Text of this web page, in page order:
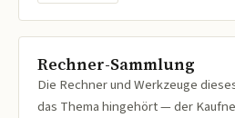
Rechner-Sammlung
Die Rechner und Werkzeuge
das Thema hingehört — der